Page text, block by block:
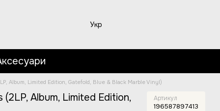
Укр
Album, Limited Edition, Gatefold, Blue & Black Marble Vinyl)
(2LP, Album, Limited Edition,
Артикул
196587897413